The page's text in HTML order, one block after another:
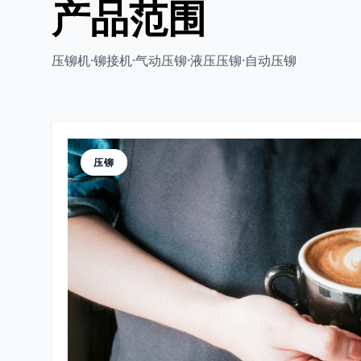
产品范围
压铆机·铆接机·气动压铆·液压压铆·自动压铆
压铆